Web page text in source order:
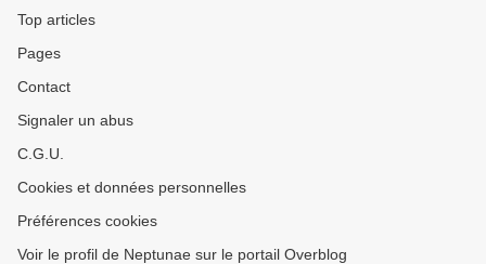
Top articles
Pages
Contact
Signaler un abus
C.G.U.
Cookies et données personnelles
Préférences cookies
Voir le profil de Neptunae sur le portail Overblog